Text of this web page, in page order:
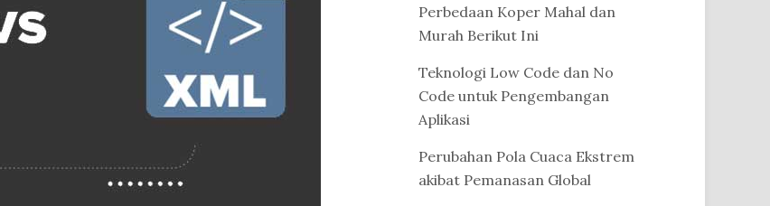
Perbedaan Koper Mahal dan
Murah Berikut Ini
Teknologi Low Code dan No
Code untuk Pengembangan
Aplikasi
Perubahan Pola Cuaca Ekstrem
akibat Pemanasan Global